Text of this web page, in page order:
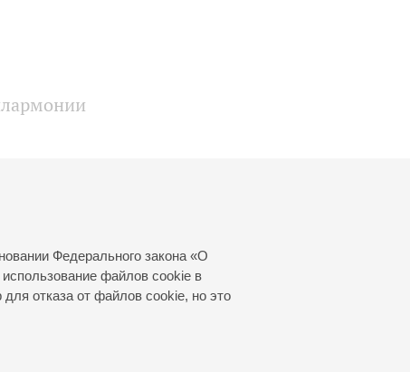
Федерального закона «О
файлов cookie в
отказа от файлов cookie, но это